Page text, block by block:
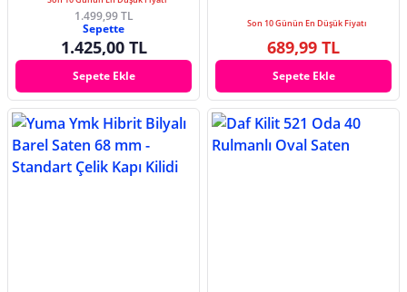
1.499,99 TL
Sepette
1.425,00 TL
Sepete Ekle
Son 10 Günün En Düşük Fiyatı
689,99 TL
Sepete Ekle